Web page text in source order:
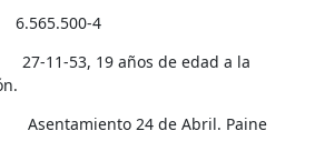
4
53, 19 años de edad a la
24 de Abril. Paine